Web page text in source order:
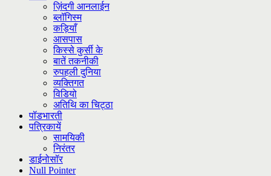
ज़िंदगी आनलाईन
ब्लॉगिस्म
कड़ियाँ
आसपास
किस्से कुर्सी के
बातें तकनीकी
रुपहली दुनिया
व्यक्तिगत
विडियो
अतिथि का चिट्ठा
पॉडभारती
पत्रिकायें
सामयिकी
निरंतर
डाईनोसॉर
Null Pointer